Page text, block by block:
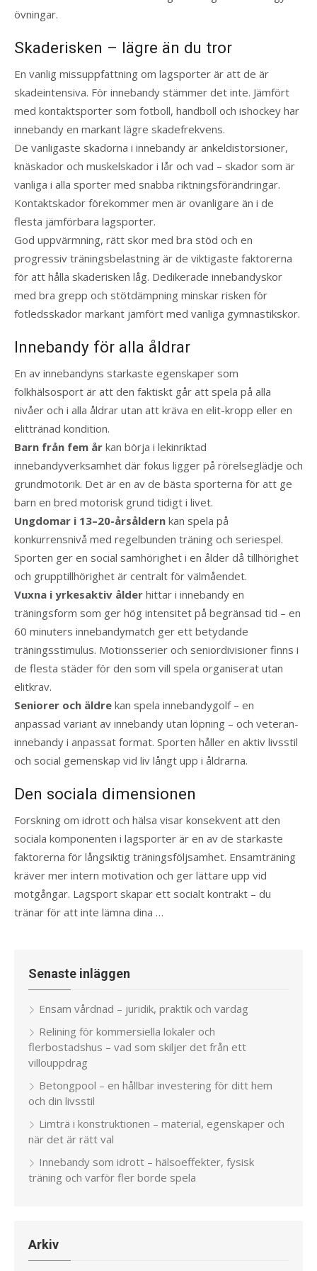
övningar.
Skaderisken – lägre än du tror
En vanlig missuppfattning om lagsporter är att de är
skadeintensiva. För innebandy stämmer det inte. Jämfört
med kontaktsporter som fotboll, handboll och ishockey har
innebandy en markant lägre skadefrekvens.
De vanligaste skadorna i innebandy är ankeldistorsioner,
knäskador och muskelskador i lår och vad – skador som är
vanliga i alla sporter med snabba riktningsförändringar.
Kontaktskador förekommer men är ovanligare än i de
flesta jämförbara lagsporter.
God uppvärmning, rätt skor med bra stöd och en
progressiv träningsbelastning är de viktigaste faktorerna
för att hålla skaderisken låg. Dedikerade innebandyskor
med bra grepp och stötdämpning minskar risken för
fotledsskador markant jämfört med vanliga gymnastikskor.
Innebandy för alla åldrar
En av innebandyns starkaste egenskaper som
folkhälsosport är att den faktiskt går att spela på alla
nivåer och i alla åldrar utan att kräva en elit-kropp eller en
elittränad kondition.
Barn från fem år kan börja i lekinriktad
innebandyverksamhet där fokus ligger på rörelseglädje och
grundmotorik. Det är en av de bästa sporterna för att ge
barn en bred motorisk grund tidigt i livet.
Ungdomar i 13–20-årsåldern kan spela på
konkurrensnivå med regelbunden träning och seriespel.
Sporten ger en social samhörighet i en ålder då tillhörighet
och grupptillhörighet är centralt för välmåendet.
Vuxna i yrkesaktiv ålder hittar i innebandy en
träningsform som ger hög intensitet på begränsad tid – en
60 minuters innebandymatch ger ett betydande
träningsstimulus. Motionsserier och seniordivisioner finns i
de flesta städer för den som vill spela organiserat utan
elitkrav.
Seniorer och äldre kan spela innebandygolf – en
anpassad variant av innebandy utan löpning – och veteran-
innebandy i anpassat format. Sporten håller en aktiv livsstil
och social gemenskap vid liv långt upp i åldrarna.
Den sociala dimensionen
Forskning om idrott och hälsa visar konsekvent att den
sociala komponenten i lagsporter är en av de starkaste
faktorerna för långsiktig träningsföljsamhet. Ensamträning
kräver mer intern motivation och ger lättare upp vid
motgångar. Lagsport skapar ett socialt kontrakt – du
tränar för att inte lämna dina …
Senaste inläggen
Ensam vårdnad – juridik, praktik och vardag
Relining för kommersiella lokaler och
flerbostadshus – vad som skiljer det från ett
villouppdrag
Betongpool – en hållbar investering för ditt hem
och din livsstil
Limträ i konstruktionen – material, egenskaper och
när det är rätt val
Innebandy som idrott – hälsoeffekter, fysisk
träning och varför fler borde spela
Arkiv